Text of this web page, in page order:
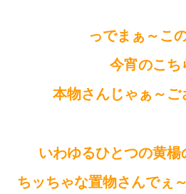
っでまぁ～こ
今宵のこち
本物さんじゃぁ～ご
いわゆるひとつの黄楊
ちッちゃな置物さんでぇ